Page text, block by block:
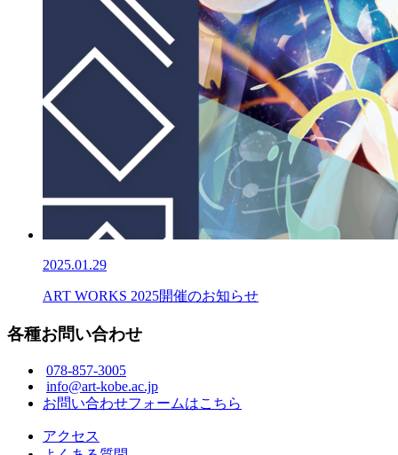
2025.01.29
ART WORKS 2025開催のお知らせ
各種お問い合わせ
078-857-3005
info@art-kobe.ac.jp
お問い合わせフォームはこちら
アクセス